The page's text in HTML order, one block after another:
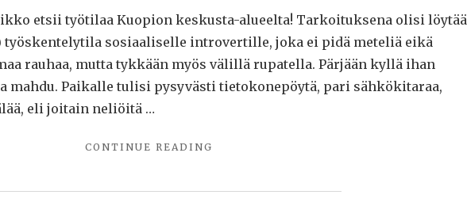
etsii työtilaa Kuopion keskusta-alueelta! Tarkoituksena olisi löytää
sosiaaliselle introvertille, joka ei pidä meteliä eikä
rauhaa, mutta tykkään myös välillä rupatella. Pärjään kyllä ihan
mahdu. Paikalle tulisi pysyvästi tietokonepöytä, pari sähkökitaraa,
eli joitain neliöitä …
CONTINUE READING